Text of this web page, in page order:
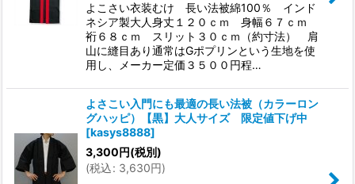
よこさい衣装むけ 長い法被綿100％ インド
ネシア製大人身丈１２０ｃｍ 身幅６７ｃｍ
裄６８ｃｍ スリット３０ｃｍ（約寸法） 肩
山に縫目あり通常はGポプリンという生地を使
用し、メーカー定価３５００円程…
よさこい入門にも最適の長い法被（カラーロン
グハッピ）【黒】大人サイズ 限定値下げ中
[kasys8888]
3,300円(税別)
(税込: 3,630円)